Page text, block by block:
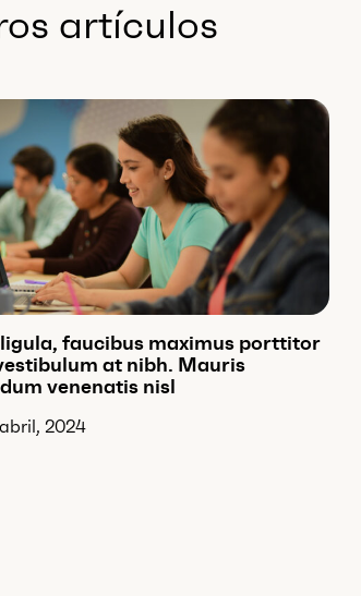
artículos
ligula, faucibus maximus porttitor
at nibh. Mauris
venenatis nisl
2024